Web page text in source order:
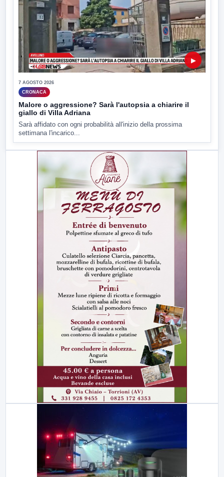
▶
7 AGOSTO 2026
CRONACA
Malore o aggressione? Sarà l'autopsia a chiarire il
giallo di Villa Adriana
Sarà affidato con ogni probabilità all'inizio della prossima
settimana l'incarico...